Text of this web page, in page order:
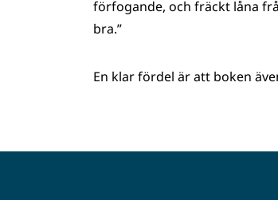
förfogande, och fräckt låna
bra.”
En klar fördel är att boken